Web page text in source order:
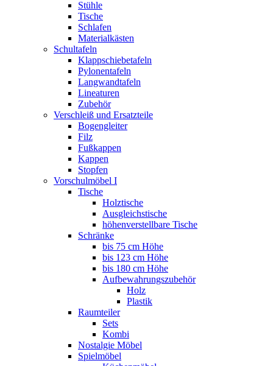
Stühle
Tische
Schlafen
Materialkästen
Schultafeln
Klappschiebetafeln
Pylonentafeln
Langwandtafeln
Lineaturen
Zubehör
Verschleiß und Ersatzteile
Bogengleiter
Filz
Fußkappen
Kappen
Stopfen
Vorschulmöbel I
Tische
Holztische
Ausgleichstische
höhenverstellbare Tische
Schränke
bis 75 cm Höhe
bis 123 cm Höhe
bis 180 cm Höhe
Aufbewahrungszubehör
Holz
Plastik
Raumteiler
Sets
Kombi
Nostalgie Möbel
Spielmöbel